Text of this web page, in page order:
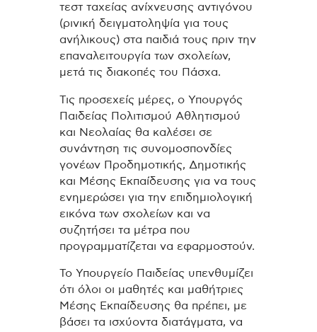
τεστ ταχείας ανίχνευσης αντιγόνου
(ρινική δειγματοληψία για τους
ανήλικους) στα παιδιά τους πριν την
επαναλειτουργία των σχολείων,
μετά τις διακοπές του Πάσχα.
Τις προσεχείς μέρες, ο Υπουργός
Παιδείας Πολιτισμού Αθλητισμού
και Νεολαίας θα καλέσει σε
συνάντηση τις συνομοσπονδίες
γονέων Προδημοτικής, Δημοτικής
και Μέσης Εκπαίδευσης για να τους
ενημερώσει για την επιδημιολογική
εικόνα των σχολείων και να
συζητήσει τα μέτρα που
προγραμματίζεται να εφαρμοστούν.
Το Υπουργείο Παιδείας υπενθυμίζει
ότι όλοι οι μαθητές και μαθήτριες
Μέσης Εκπαίδευσης θα πρέπει, με
βάσει τα ισχύοντα διατάγματα, να